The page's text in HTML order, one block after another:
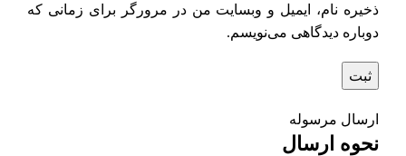
ذخیره نام، ایمیل و وبسایت من در مرورگر برای زمانی که
دوباره دیدگاهی می‌نویسم.
ارسال مرسوله
نحوه ارسال